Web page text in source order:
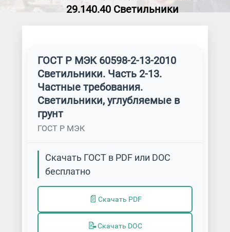
29.140.40 Светильники
ГОСТ Р МЭК 60598-2-13-2010
Светильники. Часть 2-13.
Частные требования.
Светильники, углубляемые в
грунт
ГОСТ Р МЭК
Скачать ГОСТ в PDF или DOC
бесплатно
📄 Скачать PDF
📝Скачать DOC